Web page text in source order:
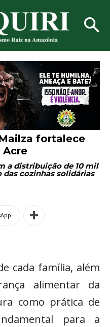
fortalece
a distribuição de 10 mil
cozinhas solidárias
cada família, além
alimentar da
como prática de
para a